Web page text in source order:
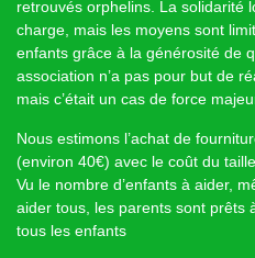
retrouvés orphelins. La solidarité
charge, mais les moyens sont
enfants grâce à la générosité de
association n’a pas pour but de
mais c’était un cas de force
Nous estimons l’achat de
(environ 40€) avec le coût du
Vu le nombre d’enfants à aider,
aider tous, les parents sont prêts
tous les enfants